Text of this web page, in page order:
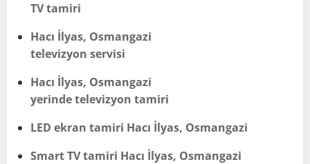
TV tamiri
Hacı İlyas, Osmangazi
televizyon servisi
Hacı İlyas, Osmangazi
yerinde televizyon tamiri
LED ekran tamiri Hacı İlyas, Osmangazi
Smart TV tamiri Hacı İlyas, Osmangazi